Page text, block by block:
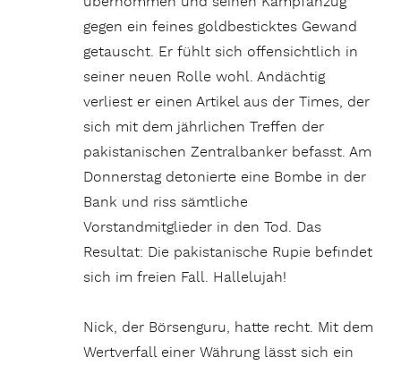
gegen ein feines goldbesticktes Gewand
getauscht. Er fühlt sich offensichtlich in
seiner neuen Rolle wohl. Andächtig
verliest er einen Artikel aus der Times, der
sich mit dem jährlichen Treffen der
pakistanischen Zentralbanker befasst. Am
Donnerstag detonierte eine Bombe in der
Bank und riss sämtliche
Vorstandmitglieder in den Tod. Das
Resultat: Die pakistanische Rupie befindet
sich im freien Fall. Hallelujah!
Nick, der Börsenguru, hatte recht. Mit dem
Wertverfall einer Währung lässt sich ein